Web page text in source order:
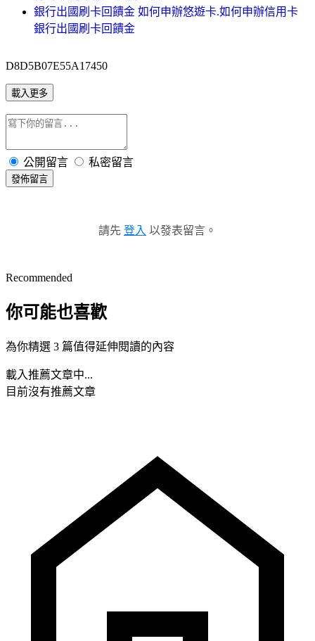
銀行出國刷卡回饋金 如何申辦悠遊卡.如何申辦信用卡
銀行出國刷卡回饋金
D8D5B07E55A17450
載入更多
公開留言 私密留言
發佈留言
請先 登入 以發表留言。
Recommended
你可能也喜歡
為你精選 3 篇值得延伸閱讀的內容
載入推薦文章中...
目前沒有推薦文章